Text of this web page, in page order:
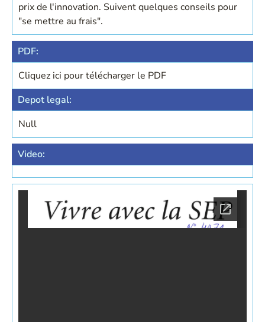
prix de l'innovation. Suivent quelques conseils pour
"se mettre au frais".
PDF:
Cliquez ici pour télécharger le PDF
Depot legal:
Null
Video: